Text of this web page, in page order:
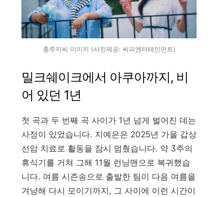
충주지씨 이미지 (사진제공: 씨피엔터테인먼트)
밀크쉐이크에서 아쿠아까지, 비
어 있던 1년
첫 곡과 두 번째 곡 사이가 1년 넘게 벌어진 데는
사정이 있었습니다. 지예은은 2025년 가을 갑상
선암 치료로 활동을 잠시 멈췄습니다. 약 3주의
휴식기를 거쳐 그해 11월 런닝맨으로 복귀했습
니다. 여름 시즌송으로 출발한 팀이 다음 여름을
겨냥해 다시 모이기까지, 그 사이에 이런 시간이